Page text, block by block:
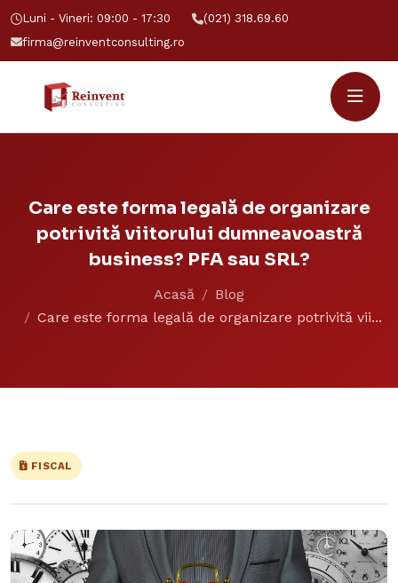
Luni - Vineri: 09:00 - 17:30
(021) 318.69.60
firma@reinventconsulting.ro
Care este forma legală de organizare
potrivită viitorului dumneavoastră
business? PFA sau SRL?
Acasă
Blog
Care este forma legală de organizare potrivită vii...
FISCAL